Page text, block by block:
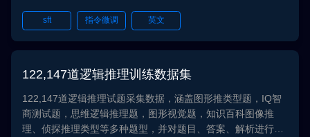
sft 指令微调 英文
122,147道逻辑推理训练数据集
122,147道逻辑推理试题采集数据，涵盖图形推类型题，IQ智
商测试题，思维逻辑推理题，图形视觉题，知识百科图像推
理、侦探推理类型等多种题型，并对题目、答案、解析进行了